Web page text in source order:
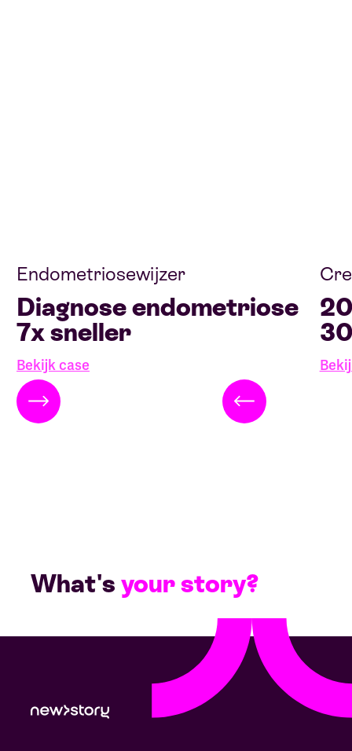
Endometriosewijzer
Diagnose endometriose
7x sneller
Bekijk case
What's your story?